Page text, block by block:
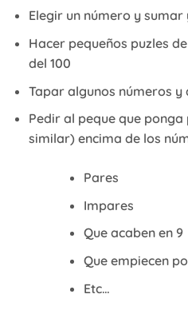
Elegir un número y sumar
Hacer pequeños puzles
del 100
Tapar algunos números y
Pedir al peque que
similar) encima de los
Pares
Impares
Que acaben en 9
Que empiecen
Etc…